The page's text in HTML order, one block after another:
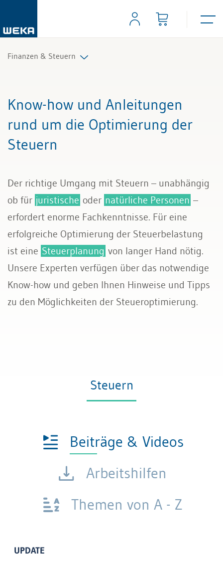
Finanzen & Steuern
Finanzmanagement
IKS und Risikomanagement
Mehrwertsteuer
Rechnungslegung und Berichterstattung
Rechnungswesen
Steuern
Know-how und Anleitungen
rund um die Optimierung der
Steuern
Der richtige Umgang mit Steuern – unabhängig
ob für juristische oder natürliche Personen –
erfordert enorme Fachkenntnisse. Für eine
erfolgreiche Optimierung der Steuerbelastung
ist eine Steuerplanung von langer Hand nötig.
Unsere Experten verfügen über das notwendige
Know-how und geben Ihnen Hinweise und Tipps
zu den Möglichkeiten der Steueroptimierung.
Steuern
Beiträge & Videos
Arbeitshilfen
Themen von A - Z
UPDATE